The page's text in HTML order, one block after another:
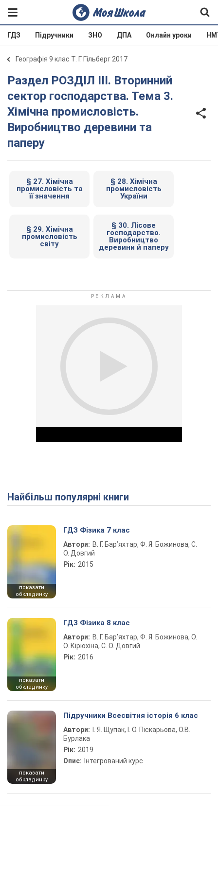
ГДЗ Підручники ЗНО ДПА Онлайн уроки
Географія 9 клас Т. Г. Гільберг 2017
Раздел РОЗДІЛ ІII. Вторинний
сектор господарства. Тема 3.
Хімічна промисловість.
Виробництво деревини та
паперу
§ 27. Хімічна
промисловість та
її значення
§ 28. Хімічна
промисловість
України
§ 29. Хімічна
промисловість
світу
§ 30. Лісове
господарство.
Виробництво
деревини й паперу
Play Video
Найбільш популярні книги
показати
обкладинку
ГДЗ Фізика 7 клас
Автори: В. Г. Бар’яхтар, Ф. Я. Божинова, С.
О. Довгий
Рік: 2015
показати
обкладинку
ГДЗ Фізика 8 клас
Автори: В. Г. Бар’яхтар, Ф. Я. Божинова, О.
О. Кірюхіна, С. О. Довгий
Рік: 2016
показати
обкладинку
Підручники Всесвітня історія 6 клас
Автори:
І. Я. Щупак, І. О. Піскарьова, О.В.
Бурлака
Рік: 2019
Опис: Інтегрований курс